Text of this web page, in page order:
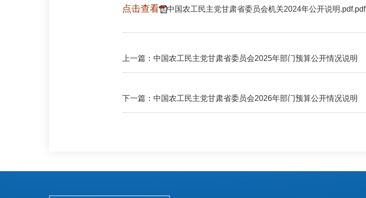
点击查看 中国农工民主党甘肃省委员会机关2024年公开说明.pdf.pdf
上一篇：中国农工民主党甘肃省委员会2025年部门预算公开情况说明
下一篇：中国农工民主党甘肃省委员会2026年部门预算公开情况说明